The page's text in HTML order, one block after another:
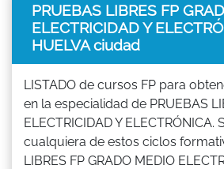
PRUEBAS LIBRES FP
ELECTRICIDAD Y
HUELVA ciudad
LISTADO de cursos FP para
en la especialidad de PRUEBAS
ELECTRICIDAD Y
cualquiera de estos ciclos
LIBRES FP GRADO MEDIO